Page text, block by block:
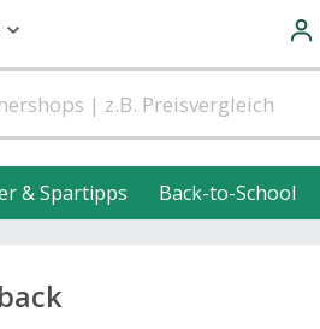
& Spartipps Back-to-School